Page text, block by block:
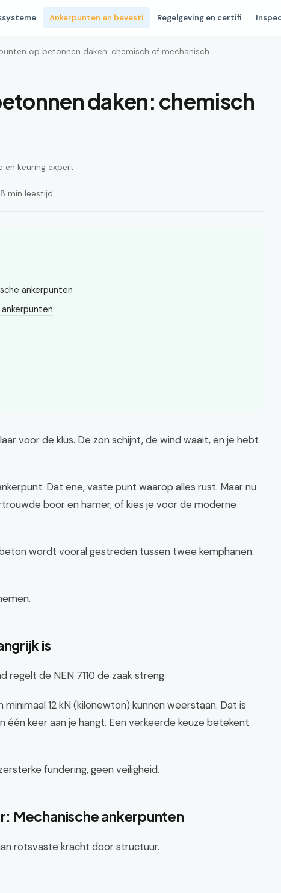
Ankerpunten en bevesti Regelgeving en certifi
op betonnen daken: chemisch of mechanisch
daken: chemisch
en keuring expert
min leestijd
ankerpunten
voor de klus. De zon schijnt, de wind waait, en je hebt
Dat ene, vaste punt waarop alles rust. Maar nu
boor en hamer, of kies je voor de moderne
wordt vooral gestreden tussen twee kemphanen:
is
regelt de NEN 7110 de zaak streng.
12 kN (kilonewton) kunnen weerstaan. Dat is
één keer aan je hangt. Een verkeerde keuze betekent
fundering, geen veiligheid.
Mechanische ankerpunten
rotsvaste kracht door structuur.